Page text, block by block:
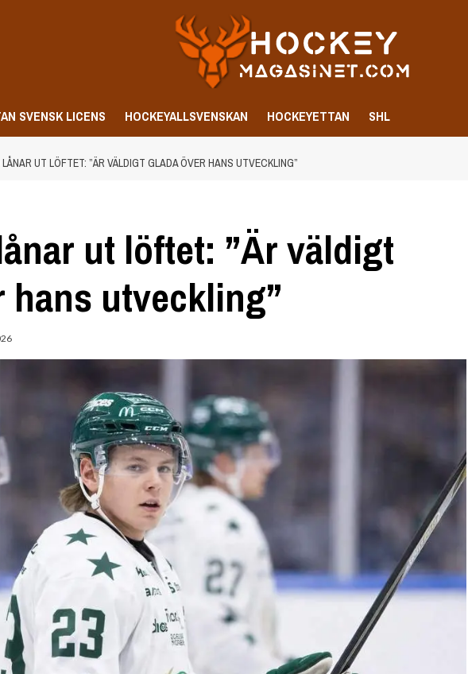
SVENSK LICENS HOCKEYALLSVENSKAN HOCKEYETTAN SHL
UT LÖFTET: ”ÄR VÄLDIGT GLADA ÖVER HANS UTVECKLING”
ut löftet: ”Är väldigt
hans utveckling”